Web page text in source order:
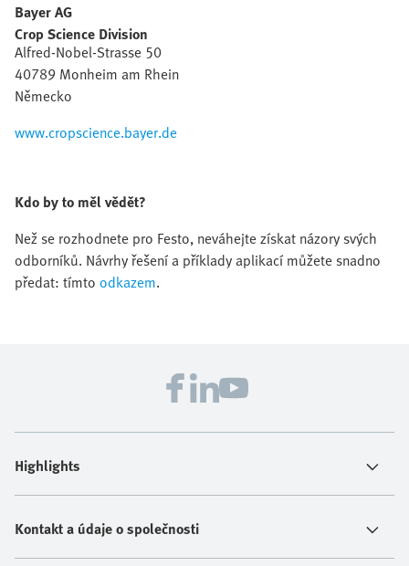
Bayer AG
Crop Science Division
Alfred-Nobel-Strasse 50
40789 Monheim am Rhein
Německo
www.cropscience.bayer.de
Kdo by to měl vědět?
Než se rozhodnete pro Festo, neváhejte získat názory svých
odborníků. Návrhy řešení a příklady aplikací můžete snadno
předat: tímto odkazem.
Highlights
Kontakt a údaje o společnosti